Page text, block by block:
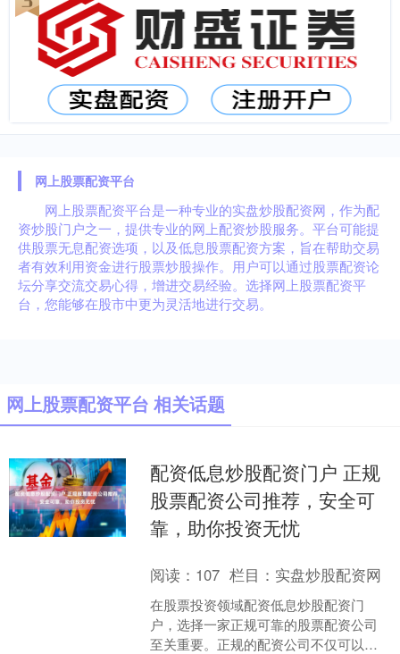
网上股票配资平台
网上股票配资平台是一种专业的实盘炒股配资网，作为配
资炒股门户之一，提供专业的网上配资炒股服务。平台可能提
供股票无息配资选项，以及低息股票配资方案，旨在帮助交易
者有效利用资金进行股票炒股操作。用户可以通过股票配资论
坛分享交流交易心得，增进交易经验。选择网上股票配资平
台，您能够在股市中更为灵活地进行交易。
网上股票配资平台 相关话题
配资低息炒股配资门户 正规
股票配资公司推荐，安全可
靠，助你投资无忧
阅读： 107 栏目： 实盘炒股配资网
在股票投资领域配资低息炒股配资门
户，选择一家正规可靠的股票配资公司
至关重要。正规的配资公司不仅可以提